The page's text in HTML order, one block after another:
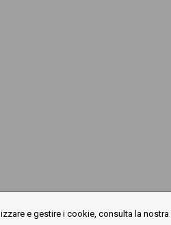
e gestire i cookie, consulta la nostra